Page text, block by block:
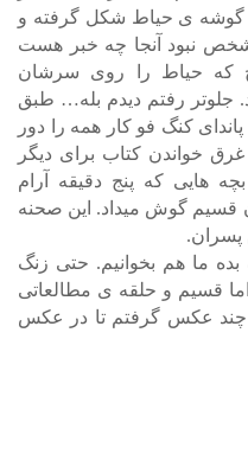
گوشه ی حیاط شکل گرفته و
نبود آنجا چه خبر هست
که حیاط را روی سرشان
جلوتر رفتم دیدم بله… طبق
کنگ فو کار همه را دور
خواندن کتاب برای دیگر
هایی که پنج دقیقه آرام
قسیم گوش میداد. این صحنه
پسران.
ما هم بخوانیم. حتی زنگ
قسیم و حلقه ی مطالعاتی
چند عکس گرفتم تا در عکس